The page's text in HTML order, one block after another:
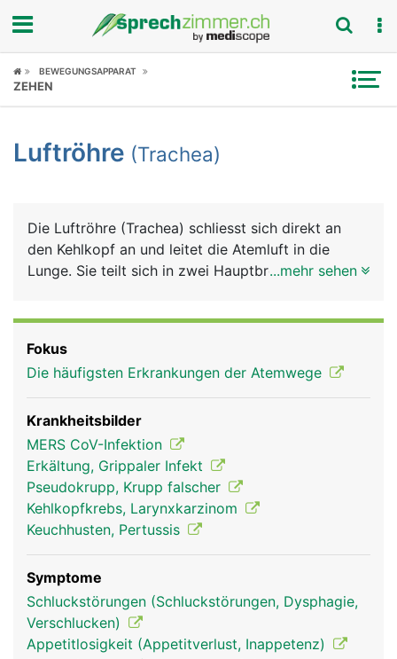
Fokus
Symptome
News
Rubriken
BEWEGUNGSAPPARAT
ZEHEN
Luftröhre (Trachea)
Die Luftröhre (Trachea) schliesst sich direkt an
den Kehlkopf an und leitet die Atemluft in die
Lunge. Sie teilt sich in zwei Hauptbronchien, die in
und Festigkeit 16 bis 20 U-förmige
Knorpelspangen sorgen. Ihr Aussehen erinnert an
einen Staubsaugerschlauch. Die Innenwand wird
von einer Schleimhaut ausgekleidet, die mit
feinsten Flimmerhärchen ausgestattet ist. Der
Schleim fängt Fremdkörper wie Staub, Pollen oder
Bakterien ab, die mit der Luft eingeatmet werden
und die beweglichen Flimmerhärchen
transportieren den Schleim zurück in den Rachen
...mehr sehen
Fokus
Die häufigsten Erkrankungen der Atemwege
Krankheitsbilder
MERS CoV-Infektion
Erkältung, Grippaler Infekt
Pseudokrupp, Krupp falscher
Kehlkopfkrebs, Larynxkarzinom
Keuchhusten, Pertussis
Symptome
Schluckstörungen (Schluckstörungen, Dysphagie,
Verschlucken)
Appetitlosigkeit (Appetitverlust, Inappetenz)